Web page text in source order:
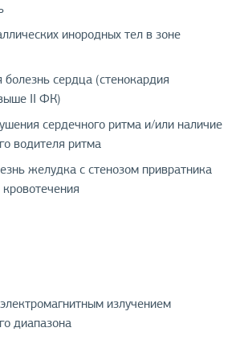
инородных тел в зоне
сердца (стенокардия
ΙΙ ФК)
сердечного ритма и/или наличие
водителя ритма
желудка с стенозом привратника
излучением
диапазона